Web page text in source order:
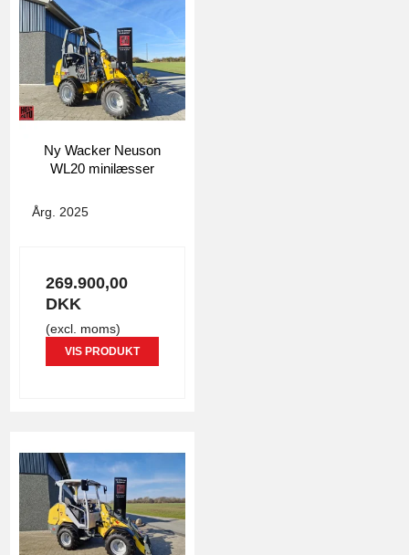
Ny Wacker Neuson
WL20 minilæsser
Årg. 2025
269.900,00
DKK
(excl. moms)
VIS PRODUKT